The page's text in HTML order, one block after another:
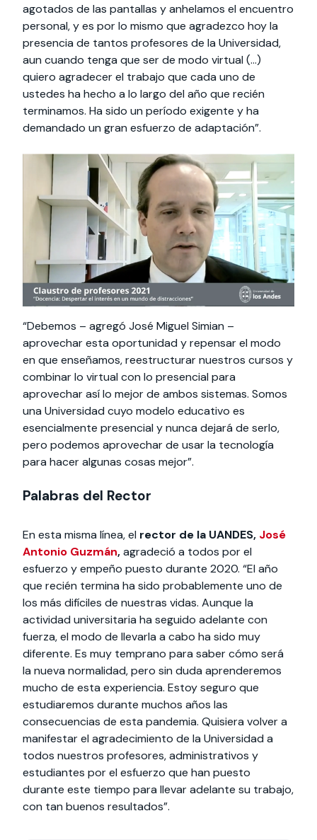
agotados de las pantallas y anhelamos el encuentro
personal, y es por lo mismo que agradezco hoy la
presencia de tantos profesores de la Universidad,
aun cuando tenga que ser de modo virtual (…)
quiero agradecer el trabajo que cada uno de
ustedes ha hecho a lo largo del año que recién
terminamos. Ha sido un período exigente y ha
demandado un gran esfuerzo de adaptación”.
“Debemos – agregó José Miguel Simian –
aprovechar esta oportunidad y repensar el modo
en que enseñamos, reestructurar nuestros cursos y
combinar lo virtual con lo presencial para
aprovechar así lo mejor de ambos sistemas. Somos
una Universidad cuyo modelo educativo es
esencialmente presencial y nunca dejará de serlo,
pero podemos aprovechar de usar la tecnología
para hacer algunas cosas mejor”.
Palabras del Rector
En esta misma línea, el rector de la UANDES, José
Antonio Guzmán,agradeció a todos por el
esfuerzo y empeño puesto durante 2020. “El año
que recién termina ha sido probablemente uno de
los más difíciles de nuestras vidas. Aunque la
actividad universitaria ha seguido adelante con
fuerza, el modo de llevarla a cabo ha sido muy
diferente. Es muy temprano para saber cómo será
la nueva normalidad, pero sin duda aprenderemos
mucho de esta experiencia. Estoy seguro que
estudiaremos durante muchos años las
consecuencias de esta pandemia. Quisiera volver a
manifestar el agradecimiento de la Universidad a
todos nuestros profesores, administrativos y
estudiantes por el esfuerzo que han puesto
durante este tiempo para llevar adelante su trabajo,
con tan buenos resultados”.